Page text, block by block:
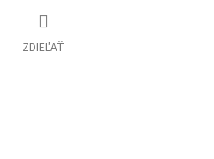
ZDIEĽAŤ